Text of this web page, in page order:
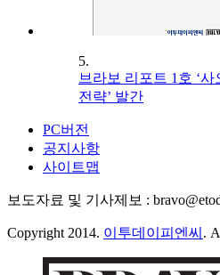
5.
브라보 리포트 1호 ‘사
전략’ 발간
PC버전
공지사항
사이트맵
보도자료 및 기사제보 :
Copyright 2014. 이투데이피엔씨 .